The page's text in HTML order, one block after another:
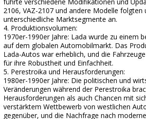
2106, VAZ-2107 und andere Modelle folgten
unterschiedliche Marktsegmente an.
4. Produktionsvolumen:
1970er-1990er Jahre: Lada wurde zu einem
auf dem globalen Automobilmarkt. Das
Lada-Autos war erheblich, und die
für ihre Robustheit und Einfachheit.
5. Perestroika und Herausforderungen:
1980er-1990er Jahre: Die politischen und
Veränderungen während der Perestroika
Herausforderungen als auch Chancen mit
verstärktem Wettbewerb von westlichen
gegenüber, und die Nachfrage nach